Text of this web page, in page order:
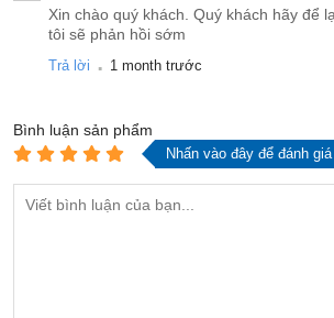
Xin chào quý khách. Quý khách hãy để
tôi sẽ phản hồi sớm
Trả lời . 1 month trước
Bình luận sản phẩm
Nhấn vào đây để đánh giá